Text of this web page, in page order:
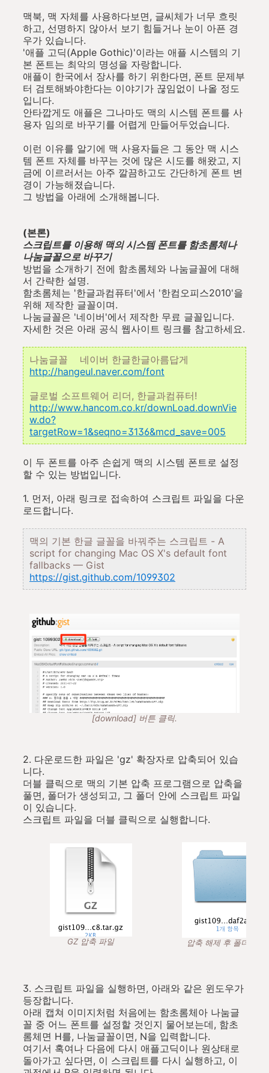
맥북, 맥 자체를 사용하다보면, 글씨체가 너무 흐릿
하고, 선명하지 않아서 보기 힘들거나 눈이 아픈 경
우가 있습니다.
'애플 고딕(Apple Gothic)'이라는 애플 시스템의 기
본 폰트는 최악의 명성을 자랑합니다.
애플이 한국에서 장사를 하기 위한다면, 폰트 문제부
터 검토해봐야한다는 이야기가 끊임없이 나올 정도
입니다.
안타깝게도 애플은 그나마도 맥의 시스템 폰트를 사
용자 임의로 바꾸기를 어렵게 만들어두었습니다.
이런 이유를 알기에 맥 사용자들은 그 동안 맥 시스
템 폰트 자체를 바꾸는 것에 많은 시도를 해왔고, 지
금에 이르러서는 아주 깔끔하고도 간단하게 폰트 변
경이 가능해졌습니다.
그 방법을 아래에 소개해봅니다.
(본론)
스크립트를 이용해 맥의 시스템 폰트를 함초롬체나
나눔글꼴으로 바꾸기
방법을 소개하기 전에 함초롬체와 나눔글꼴에 대해
서 간략한 설명.
함초롬체는 '한글과컴퓨터'에서 '한컴오피스2010'을
위해 제작한 글꼴이며.
나눔글꼴은 '네이버'에서 제작한 무료 글꼴입니다.
자세한 것은 아래 공식 웹사이트 링크를 참고하세요.
나눔글꼴 네이버 한글한글아름답게
http://hangeul.naver.com/font
글로벌 소프트웨어 리더, 한글과컴퓨터!
http://www.hancom.co.kr/downLoad.downVie
w.do?
targetRow=1&seqno=3136&mcd_save=005
이 두 폰트를 아주 손쉽게 맥의 시스템 폰트로 설정
할 수 있는 방법입니다.
1. 먼저, 아래 링크로 접속하여 스크립트 파일을 다운
로드합니다.
맥의 기본 한글 글꼴을 바꿔주는 스크립트 - A
script for changing Mac OS X's default font
fallbacks — Gist
https://gist.github.com/1099302
[download] 버튼 클릭.
2. 다운로드한 파일은 'gz' 확장자로 압축되어 있습
니다.
더블 클릭으로 맥의 기본 압축 프로그램으로 압축을
풀면, 폴더가 생성되고, 그 폴더 안에 스크립트 파일
이 있습니다.
스크립트 파일을 더블 클릭으로 실행합니다.
GZ 압축 파일 압축 해제 후 폴더 생성
3. 스크립트 파일을 실행하면, 아래와 같은 윈도우가
등장합니다.
아래 캡쳐 이미지처럼 처음에는 함초롬체아 나눔글
꼴 중 어느 폰트를 설정할 것인지 물어보는데, 함초
롬체면 H를, 나눔글꼴이면, N을 입력합니다.
여기서 혹여나 다음에 다시 애플고딕이나 원상태로
돌아가고 싶다면, 이 스크립트를 다시 실행하고, 이